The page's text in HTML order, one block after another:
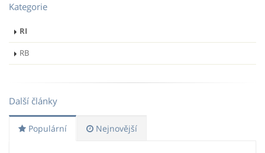
Kategorie
RI
RB
Další články
Populární Nejnovější